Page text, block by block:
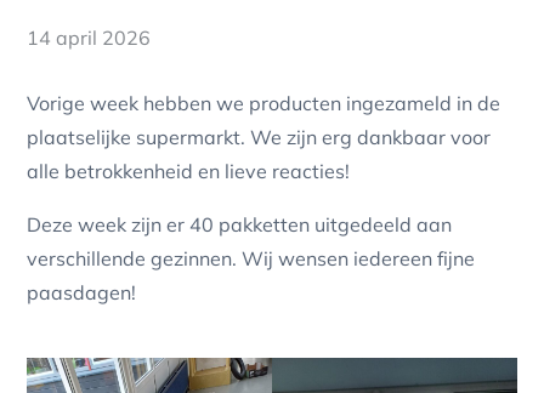
Posted
14 april 2026
Vorige week hebben we producten ingezameld in de
plaatselijke supermarkt. We zijn erg dankbaar voor
alle betrokkenheid en lieve reacties!
Deze week zijn er 40 pakketten uitgedeeld aan
verschillende gezinnen. Wij wensen iedereen fijne
paasdagen!